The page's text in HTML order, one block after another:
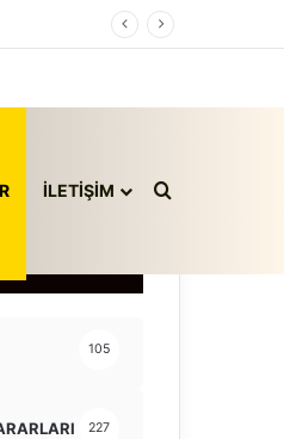
İLETİŞİM Arama yap
105
227